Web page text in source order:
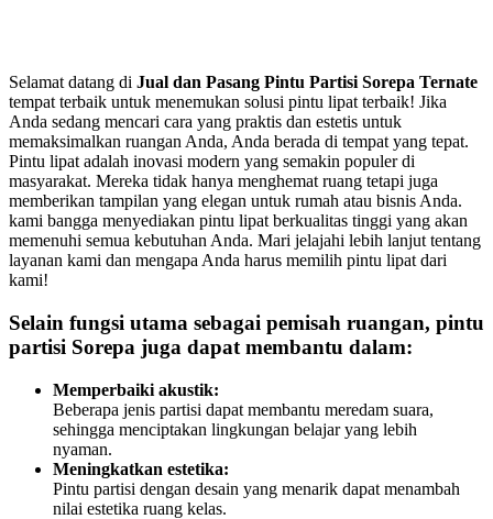
Selamat datang di Jual dan Pasang Pintu Partisi Sorepa Ternate
tempat terbaik untuk menemukan solusi pintu lipat terbaik! Jika
Anda sedang mencari cara yang praktis dan estetis untuk
memaksimalkan ruangan Anda, Anda berada di tempat yang tepat.
Pintu lipat adalah inovasi modern yang semakin populer di
masyarakat. Mereka tidak hanya menghemat ruang tetapi juga
memberikan tampilan yang elegan untuk rumah atau bisnis Anda.
kami bangga menyediakan pintu lipat berkualitas tinggi yang akan
memenuhi semua kebutuhan Anda. Mari jelajahi lebih lanjut tentang
layanan kami dan mengapa Anda harus memilih pintu lipat dari
kami!
Selain fungsi utama sebagai pemisah ruangan, pintu
partisi Sorepa juga dapat membantu dalam:
Memperbaiki akustik:
Beberapa jenis partisi dapat membantu meredam suara,
sehingga menciptakan lingkungan belajar yang lebih
nyaman.
Meningkatkan estetika:
Pintu partisi dengan desain yang menarik dapat menambah
nilai estetika ruang kelas.